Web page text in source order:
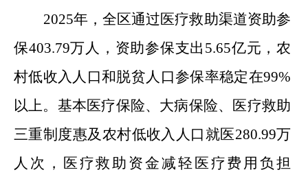
2025年， 全区通过医疗救助渠道资助参
保403.79万人 ， 资助参保支出 5.65亿元，农
村低收入人口和脱贫人口参保率稳定在99%
以上。基本医疗保险、大病保险、医疗救助
三重制度惠及农村低收入人口就医280.99万
人次，医疗救助资金减轻医疗费用负担